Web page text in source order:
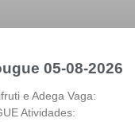
05-08-2026
e Adega Vaga:
Atividades: